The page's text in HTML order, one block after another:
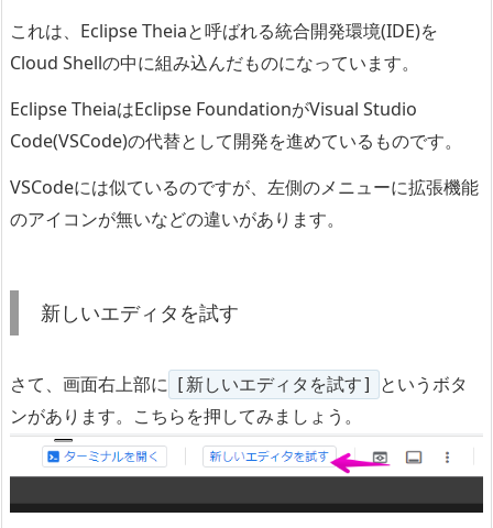
これは、Eclipse Theiaと呼ばれる統合開発環境(IDE)を
Cloud Shellの中に組み込んだものになっています。
Eclipse TheiaはEclipse FoundationがVisual Studio
Code(VSCode)の代替として開発を進めているものです。
VSCodeには似ているのですが、左側のメニューに拡張機能
のアイコンが無いなどの違いがあります。
新しいエディタを試す
さて、画面右上部に [新しいエディタを試す]
というボタ
ンがあります。こちらを押してみましょう。